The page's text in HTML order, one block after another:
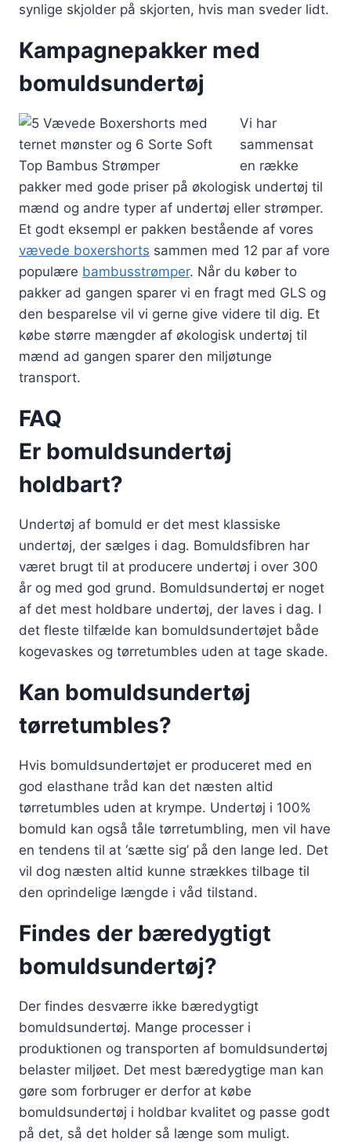
synlige skjolder på skjorten, hvis man sveder lidt.
Kampagnepakker med
bomuldsundertøj
Vi har
sammensat
en række
pakker med gode priser på økologisk undertøj til
mænd og andre typer af undertøj eller strømper.
Et godt eksempl er pakken bestående af vores
vævede boxershorts sammen med 12 par af vore
populære bambusstrømper. Når du køber to
pakker ad gangen sparer vi en fragt med GLS og
den besparelse vil vi gerne give videre til dig. Et
købe større mængder af økologisk undertøj til
mænd ad gangen sparer den miljøtunge
transport.
FAQ
Er bomuldsundertøj
holdbart?
Undertøj af bomuld er det mest klassiske
undertøj, der sælges i dag. Bomuldsfibren har
været brugt til at producere undertøj i over 300
år og med god grund. Bomuldsundertøj er noget
af det mest holdbare undertøj, der laves i dag. I
det fleste tilfælde kan bomuldsundertøjet både
kogevaskes og tørretumbles uden at tage skade.
Kan bomuldsundertøj
tørretumbles?
Hvis bomuldsundertøjet er produceret med en
god elasthane tråd kan det næsten altid
tørretumbles uden at krympe. Undertøj i 100%
bomuld kan også tåle tørretumbling, men vil have
en tendens til at ‘sætte sig’ på den lange led. Det
vil dog næsten altid kunne strækkes tilbage til
den oprindelige længde i våd tilstand.
Findes der bæredygtigt
bomuldsundertøj?
Der findes desværre ikke bæredygtigt
bomuldsundertøj. Mange processer i
produktionen og transporten af bomuldsundertøj
belaster miljøet. Det mest bæredygtige man kan
gøre som forbruger er derfor at købe
bomuldsundertøj i holdbar kvalitet og passe godt
på det, så det holder så længe som muligt.